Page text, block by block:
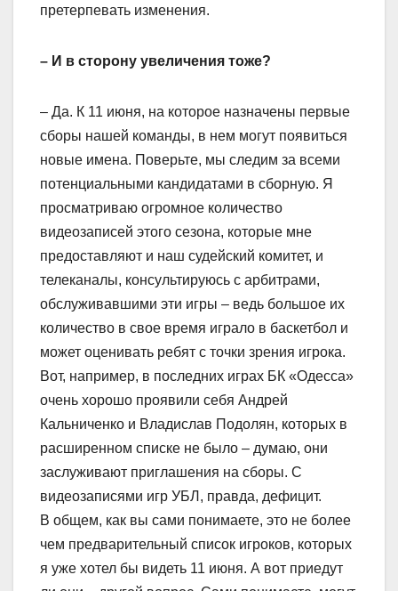
претерпевать изменения.
– И в сторону увеличения тоже?
– Да. К 11 июня, на которое назначены первые
сборы нашей команды, в нем могут появиться
новые имена. Поверьте, мы следим за всеми
потенциальными кандидатами в сборную. Я
просматриваю огромное количество
видеозаписей этого сезона, которые мне
предоставляют и наш судейский комитет, и
телеканалы, консультируюсь с арбитрами,
обслуживавшими эти игры – ведь большое их
количество в свое время играло в баскетбол и
может оценивать ребят с точки зрения игрока.
Вот, например, в последних играх БК «Одесса»
очень хорошо проявили себя Андрей
Кальниченко и Владислав Подолян, которых в
расширенном списке не было – думаю, они
заслуживают приглашения на сборы. С
видеозаписями игр УБЛ, правда, дефицит.
В общем, как вы сами понимаете, это не более
чем предварительный список игроков, которых
я уже хотел бы видеть 11 июня. А вот приедут